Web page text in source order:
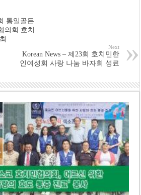
통일골든
의회 호치
Next
Korean News – 제23회 호치민한
인여성회 사랑 나눔 바자회 성료